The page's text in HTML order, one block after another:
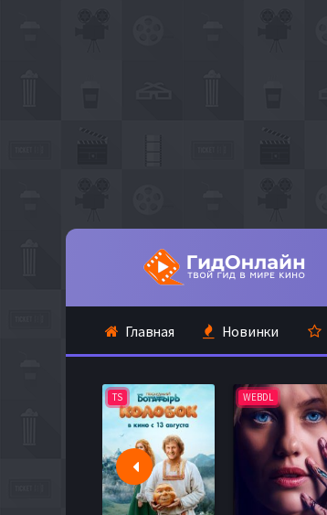
Главная Новинки
TS WEBDL